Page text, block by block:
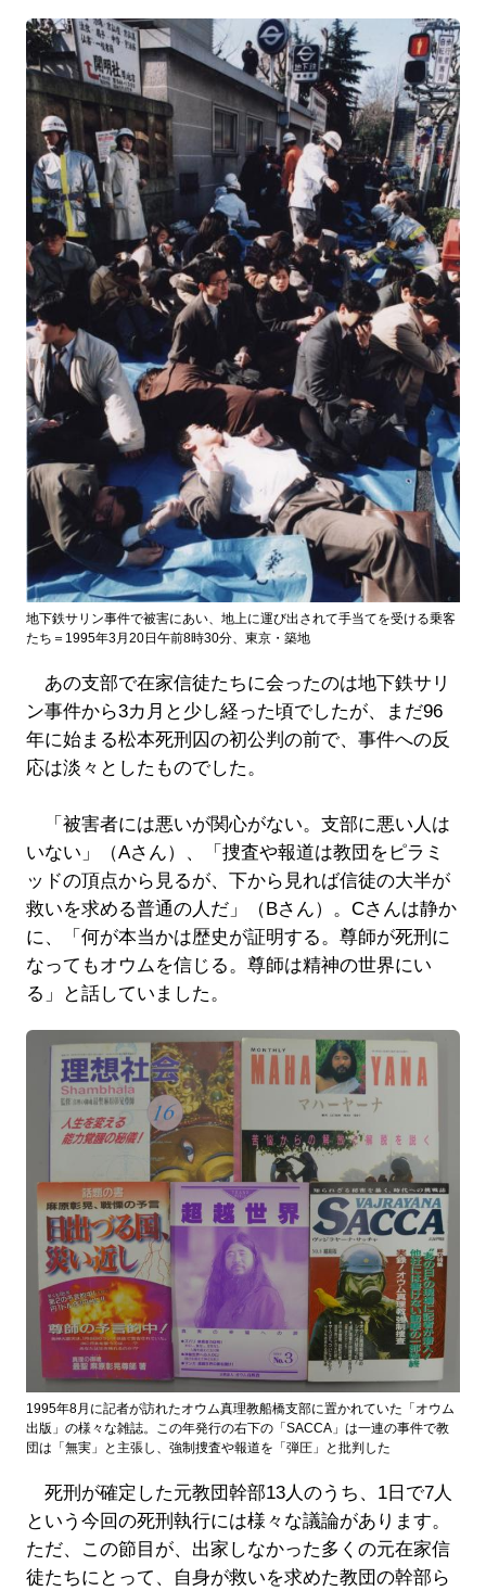
地下鉄サリン事件で被害にあい、地上に運び出されて手当てを受ける乗客
たち＝1995年3月20日午前8時30分、東京・築地
あの支部で在家信徒たちに会ったのは地下鉄サリ
ン事件から3カ月と少し経った頃でしたが、まだ96
年に始まる松本死刑囚の初公判の前で、事件への反
応は淡々としたものでした。
「被害者には悪いが関心がない。支部に悪い人は
いない」（Aさん）、「捜査や報道は教団をピラミ
ッドの頂点から見るが、下から見れば信徒の大半が
救いを求める普通の人だ」（Bさん）。Cさんは静か
に、「何が本当かは歴史が証明する。尊師が死刑に
なってもオウムを信じる。尊師は精神の世界にい
る」と話していました。
1995年8月に記者が訪れたオウム真理教船橋支部に置かれていた「オウム
出版」の様々な雑誌。この年発行の右下の「SACCA」は一連の事件で教
団は「無実」と主張し、強制捜査や報道を「弾圧」と批判した
死刑が確定した元教団幹部13人のうち、1日で7人
という今回の死刑執行には様々な議論があります。
ただ、この節目が、出家しなかった多くの元在家信
徒たちにとって、自身が救いを求めた教団の幹部ら